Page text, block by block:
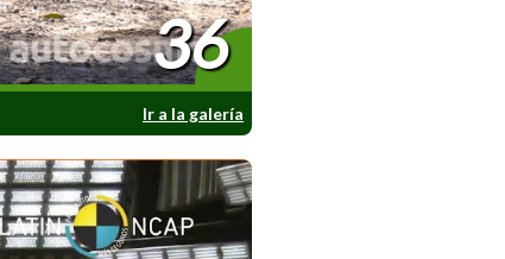
Ir a la galería
36